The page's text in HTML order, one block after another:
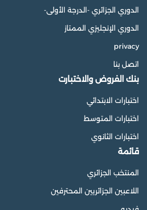
الدوري الجزائري -الدرجة الأولى-
الدوري الإنجليزي الممتاز
privacy
اتصل بنا
بنك الفروض والاختبارت
اختبارات الابتدائي
اختبارات المتوسط
اختبارات الثانوي
قائمة
المنتخب الجزائري
اللاعبين الجزائريين المحترفين